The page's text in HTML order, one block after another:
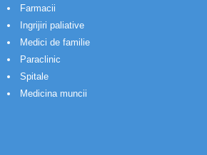
Farmacii
Ingrijiri paliative
Medici de familie
Paraclinic
Spitale
Medicina muncii